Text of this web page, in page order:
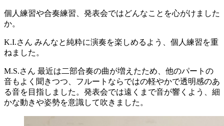
個人練習や合奏練習、発表会ではどんなことを心がけました
か。
K.I.さん みんなと純粋に演奏を楽しめるよう、個人練習を重
ねました。
M.S.さん 最近は二部合奏の曲が増えたため、他のパートの
音もよく聞きつつ、フルートならではの軽やかで透明感のあ
る音を目指しました。発表会では遠くまで音が響くよう、細
かな動きや姿勢を意識して吹きました。